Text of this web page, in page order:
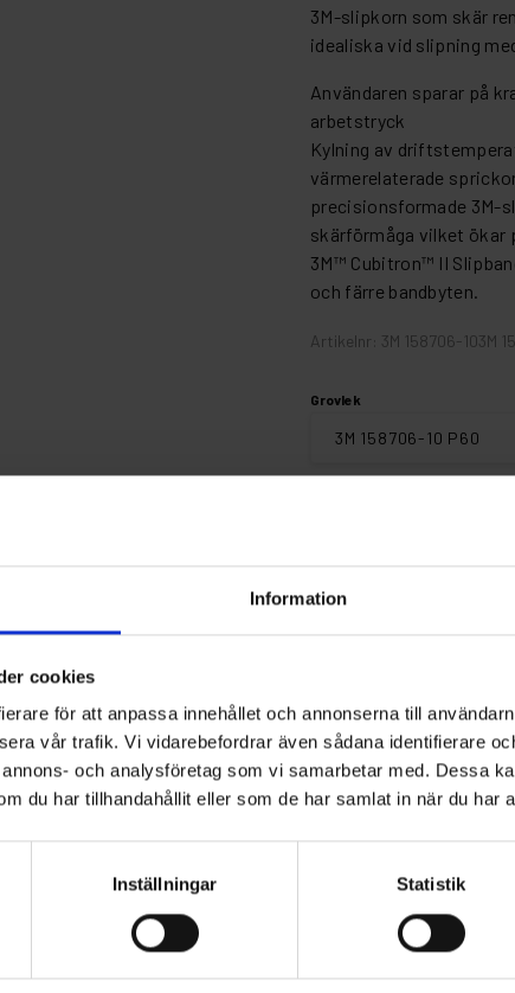
Information
cookies
för att anpassa innehållet och annonserna till
vår trafik. Vi vidarebefordrar även sådana identifierare
och analysföretag som vi samarbetar med. Dessa
du har tillhandahållit eller som de har samlat in när du har
Inställningar Statistik
3M-slipkorn som skär
idealiska vid slipning
Användaren sparar på
arbetstryck
Kylning av
värmerelaterade
precisionsformade 3M-
skärförmåga vilket
3M™ Cubitron™ II
och färre bandbyten.
Artikelnr: 3M 158706-103M
Grovlek
Finns i lager
med precisionsformade 3M-slipkorn som skär rent